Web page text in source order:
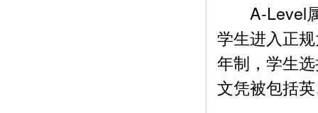
A-Level属
学生进入正
年制，学生
文凭被包括